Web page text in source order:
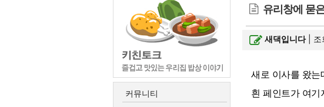
커뮤니티
유리창에 묻
새댁입니다| 조
새로 이사를 왔는
흰 페인트가 여